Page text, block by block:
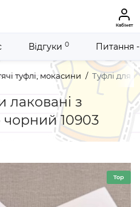
Кабінет
туфлі, мокасини Туфлі для
лаковані з
чорний 10903
Відгуки 0 Питання
Top